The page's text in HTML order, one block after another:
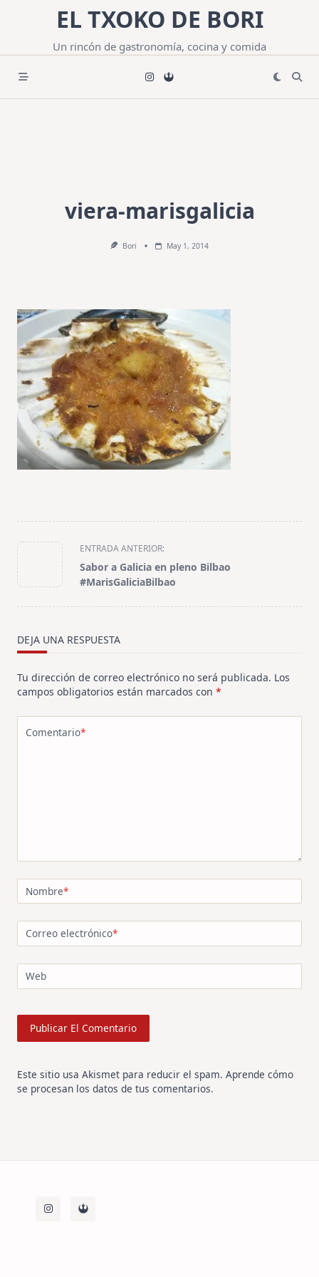
contenido
EL TXOKO DE BORI
Un rincón de gastronomía, cocina y comida
viera-marisgalicia
Bori May 1, 2014
<span
class="nav-
subtitle
ENTRADA ANTERIOR:
Sabor a Galicia en pleno Bilbao
#MarisGaliciaBilbao
DEJA UNA RESPUESTA
Tu dirección de correo electrónico no será publicada. Los
campos obligatorios están marcados con *
Comentario*
Nombre*
Correo electrónico*
Web
Este sitio usa Akismet para reducir el spam. Aprende cómo
se procesan los datos de tus comentarios.